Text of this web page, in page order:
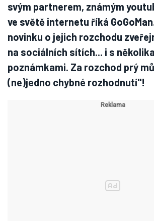
svým partnerem, známým
ve světě internetu říká
novinku o jejich rozchodu
na sociálních sítích... i s
poznámkami. Za rozchod prý
(ne)jedno chybné rozhodnutí"!